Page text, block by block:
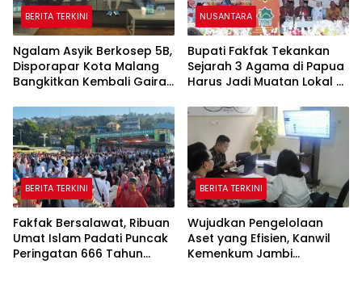
BERITA TERKINI
Ngalam Asyik Berkosep 5B,
Disporapar Kota Malang
Bangkitkan Kembali Gairah
NUSANTARA
Bupati Fakfak Tekankan
Sejarah 3 Agama di Papua
Harus Jadi Muatan Lokal di
BERITA TERKINI
Fakfak Bersalawat, Ribuan
Umat Islam Padati Puncak
Peringatan 666 Tahun
BERITA TERKINI
Wujudkan Pengelolaan
Aset yang Efisien, Kanwil
Kemenkum Jambi